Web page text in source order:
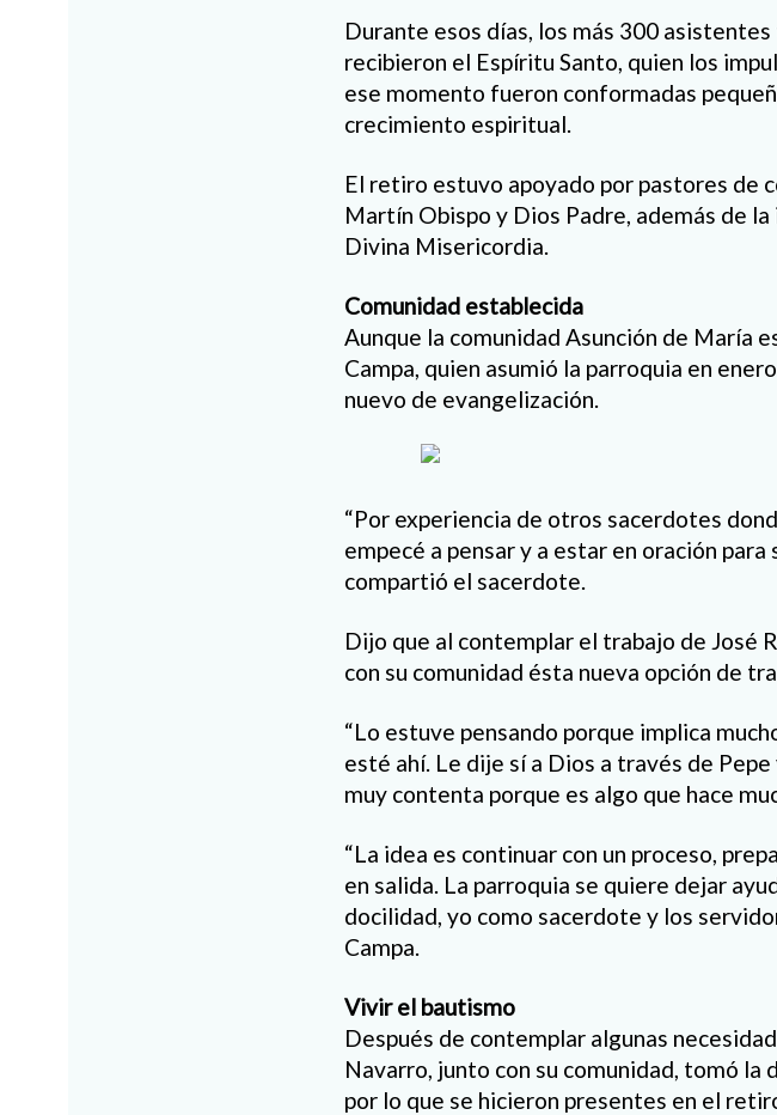
Durante esos días, los más 300
recibieron el Espíritu Santo, quien los
ese momento fueron conformadas
crecimiento espiritual.
El retiro estuvo apoyado por pastores de
Martín Obispo y Dios Padre, además de
Divina Misericordia.
Comunidad establecida
Aunque la comunidad Asunción de María
Campa, quien asumió la parroquia en
nuevo de evangelización.
“Por experiencia de otros sacerdotes
empecé a pensar y a estar en oración
compartió el sacerdote.
Dijo que al contemplar el trabajo de José
con su comunidad ésta nueva opción de
“Lo estuve pensando porque implica
esté ahí. Le dije sí a Dios a través de
muy contenta porque es algo que hace
“La idea es continuar con un proceso,
en salida. La parroquia se quiere dejar
docilidad, yo como sacerdote y los
Campa.
Vivir el bautismo
Después de contemplar algunas
Navarro, junto con su comunidad, tomó la
por lo que se hicieron presentes en el